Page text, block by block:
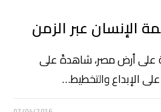
الإنسان عبر الزمن
على أرض مصر، شاهدةً على
الإبداع والتخطيط…